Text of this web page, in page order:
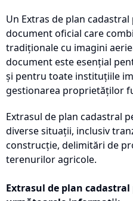
Un Extras de plan
document oficial care
tradiționale cu imagini
document este esențial
și pentru toate instituțiile
gestionarea proprietăților
Extrasul de plan cadastral
diverse situații, inclusiv
construcție, delimitări de
terenurilor agricole.
Extrasul de plan